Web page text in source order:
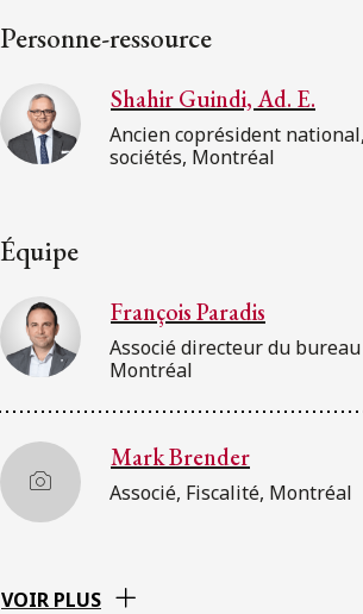
Personne-ressource
Shahir Guindi, Ad. E.
Ancien coprésident
sociétés, Montréal
Équipe
François Paradis
Associé directeur du
Montréal
Mark Brender
Associé, Fiscalité, Montréal
VOIR PLUS